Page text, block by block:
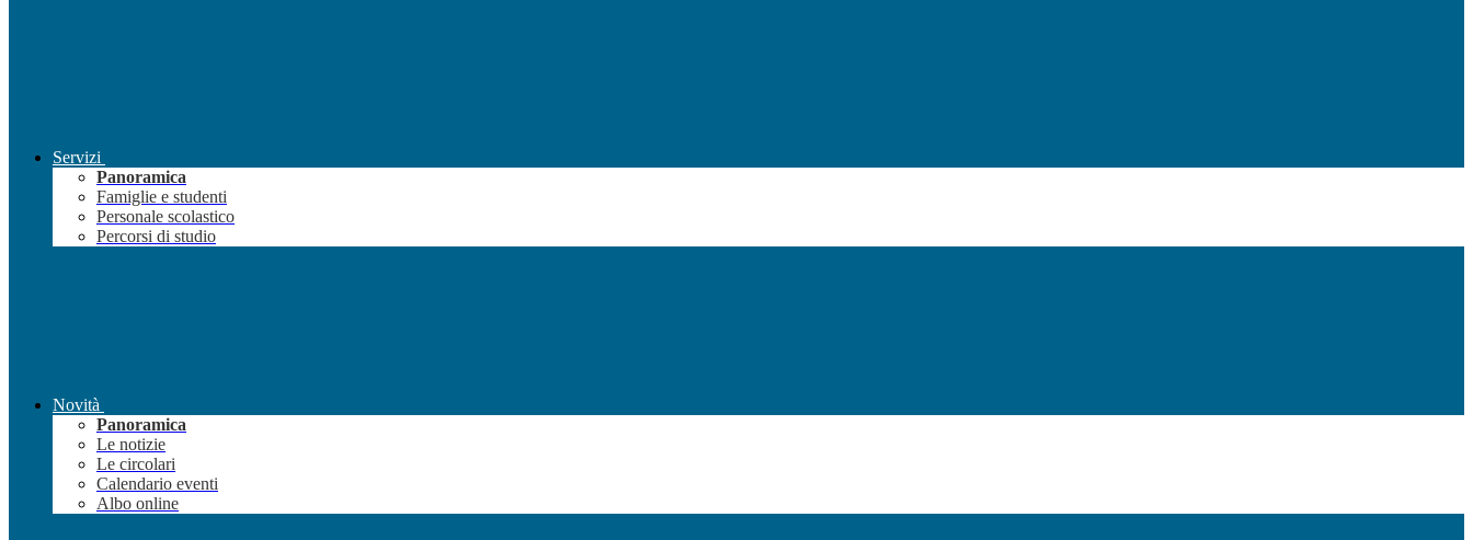
Servizi
Panoramica
Famiglie e studenti
Personale scolastico
Percorsi di studio
Novità
Panoramica
Le notizie
Le circolari
Calendario eventi
Albo online